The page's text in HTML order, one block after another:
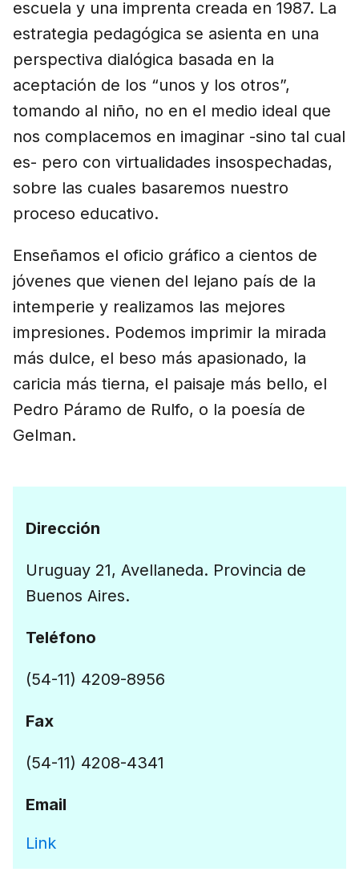
escuela y una imprenta creada en 1987. La
estrategia pedagógica se asienta en una
perspectiva dialógica basada en la
aceptación de los “unos y los otros”,
tomando al niño, no en el medio ideal que
nos complacemos en imaginar -sino tal cual
es- pero con virtualidades insospechadas,
sobre las cuales basaremos nuestro
proceso educativo.
Enseñamos el oficio gráfico a cientos de
jóvenes que vienen del lejano país de la
intemperie y realizamos las mejores
impresiones. Podemos imprimir la mirada
más dulce, el beso más apasionado, la
caricia más tierna, el paisaje más bello, el
Pedro Páramo de Rulfo, o la poesía de
Gelman.
Dirección
Uruguay 21, Avellaneda. Provincia de
Buenos Aires.
Teléfono
(54-11) 4209-8956
Fax
(54-11) 4208-4341
Email
Link